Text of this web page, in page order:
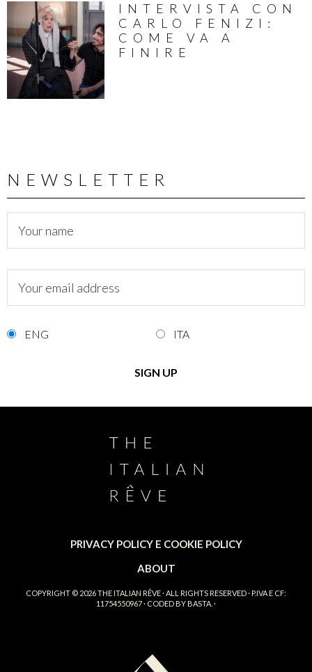
INTERVISTA CON
CARLO FENIZI:
COME VA A
FINIRE
NEWSLETTER
ENG ITA
PRIVACY POLICY E COOKIE POLICY
ABOUT
COPYRIGHT © 2026THE ITALIAN RÊVE· ALL RIGHTS RESERVED · P.IVA E CF:
11754550967 · CODED BY BASTA. ·